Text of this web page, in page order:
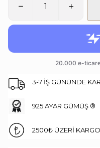
3-7 İŞ GÜNÜNDE
925 AYAR GÜMÜŞ ®
2500₺ ÜZERİ